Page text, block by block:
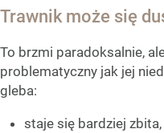
Trawnik może się
To brzmi paradoksalnie,
problematyczny jak jej
gleba:
staje się bardziej zbita,